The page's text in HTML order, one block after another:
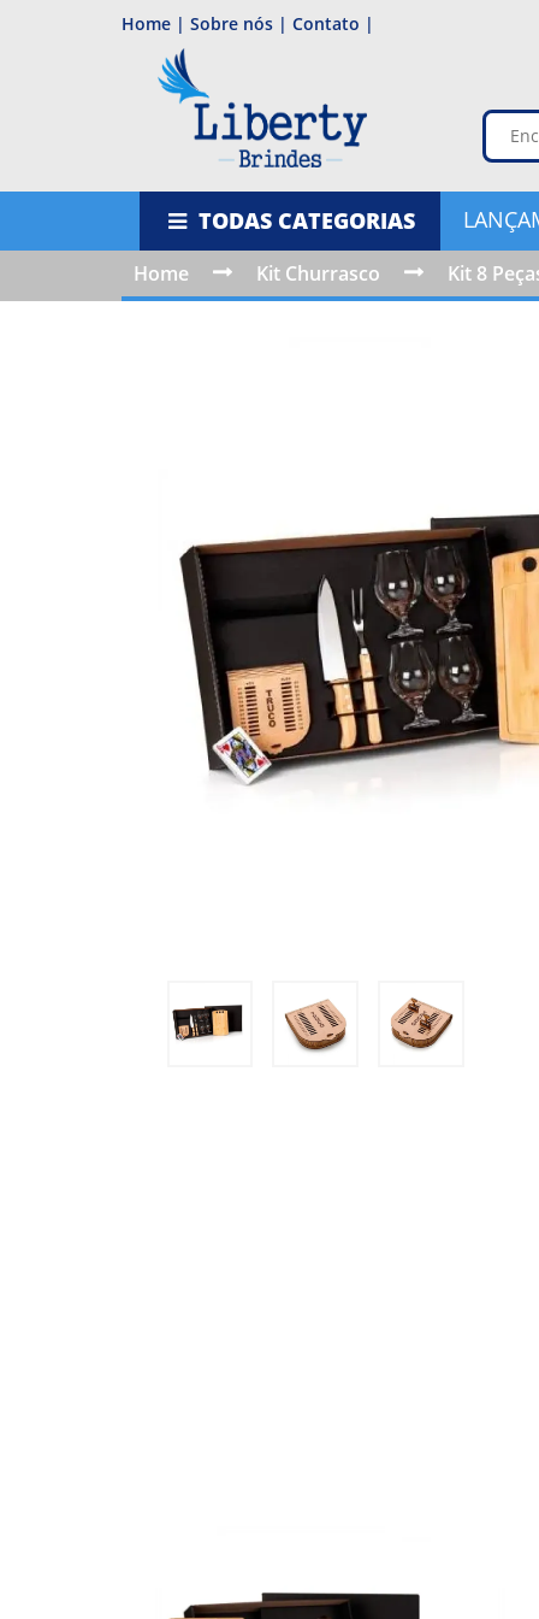
Home | Sobre nós | Contato |
TODAS CATEGORIAS
Home Kit Churrasco Kit 8